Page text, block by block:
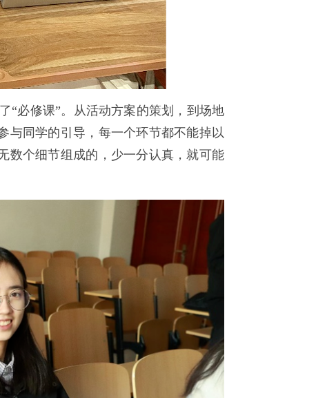
“必修课”。从活动方案的策划，到场地
与同学的引导，每一个环节都不能掉以
数个细节组成的，少一分认真，就可能